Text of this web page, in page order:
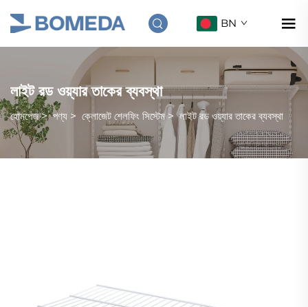
BN
লাইট রড ওয়্যার তাকের ব্যবস্থা
হোমপেজ>পণ্য > ক্লোজেট শেলফিং সিস্টেম>লাইট রড ওয়্যার তাকের ব্যবস্থা